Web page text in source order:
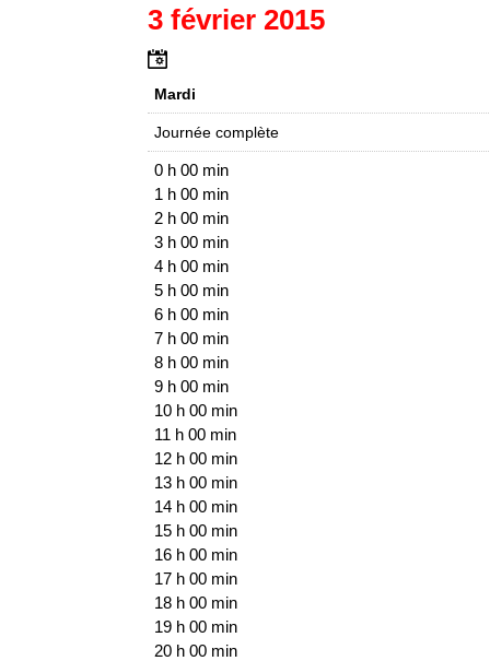
3 février 2015
Mardi
Journée complète
0 h 00 min
1 h 00 min
2 h 00 min
3 h 00 min
4 h 00 min
5 h 00 min
6 h 00 min
7 h 00 min
8 h 00 min
9 h 00 min
10 h 00 min
11 h 00 min
12 h 00 min
13 h 00 min
14 h 00 min
15 h 00 min
16 h 00 min
17 h 00 min
18 h 00 min
19 h 00 min
20 h 00 min